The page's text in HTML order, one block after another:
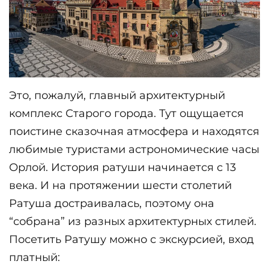
Это, пожалуй, главный архитектурный
комплекс Старого города. Тут ощущается
поистине сказочная атмосфера и находятся
любимые туристами астрономические часы
Орлой. История ратуши начинается с 13
века. И на протяжении шести столетий
Ратуша достраивалась, поэтому она
“собрана” из разных архитектурных стилей.
Посетить Ратушу можно с экскурсией, вход